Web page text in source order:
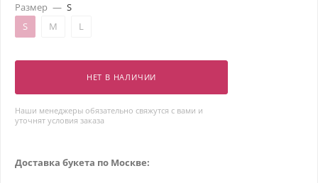
Размер — S
S
M L
НЕТ В НАЛИЧИИ
Наши менеджеры обязательно свяжутся с вами и
уточнят условия заказа
Доставка букета по Москве: